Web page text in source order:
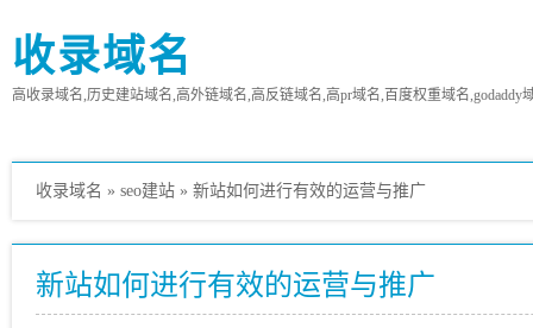
收录域名
高收录域名,历史建站域名,高外链域名,高反链域名,高pr域名,百度权重域名,godaddy
收录域名 » seo建站 » 新站如何进行有效的运营与推广
新站如何进行有效的运营与推广